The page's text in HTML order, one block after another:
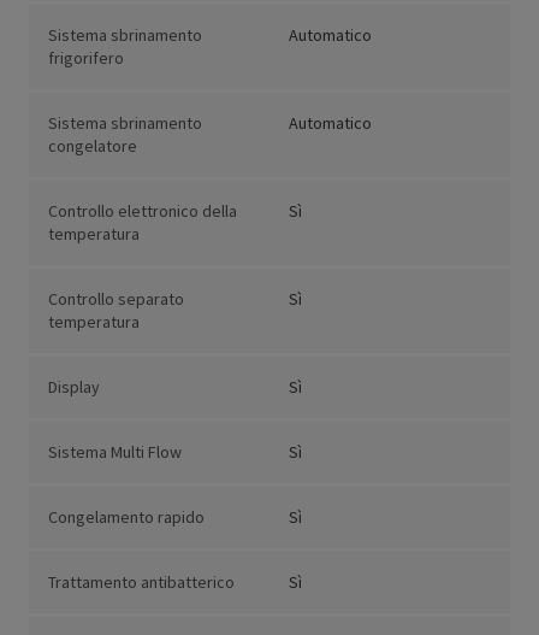
Sistema sbrinamento
frigorifero
Automatico
Sistema sbrinamento
congelatore
Automatico
Controllo elettronico della
temperatura
Sì
Controllo separato
temperatura
Sì
Display Sì
Sistema Multi Flow Sì
Congelamento rapido Sì
Trattamento antibatterico Sì